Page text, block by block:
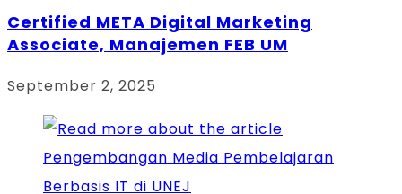
Certified META Digital Marketing
Associate, Manajemen FEB UM
September 2, 2025